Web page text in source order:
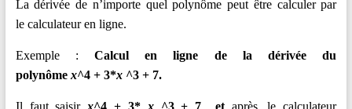
La dérivée de n’importe quel polynôme peut être calculer par
le calculateur en ligne.
Exemple :Calcul en ligne de la dérivée du
polynôme x^4 + 3*x ^3 + 7.